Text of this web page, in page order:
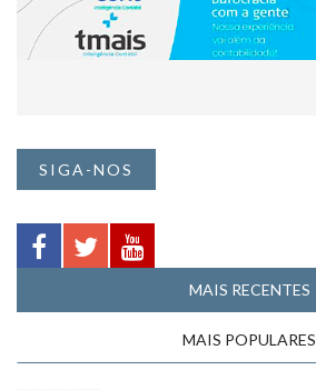
SIGA-NOS
MAIS RECENTES
MAIS POPULARES